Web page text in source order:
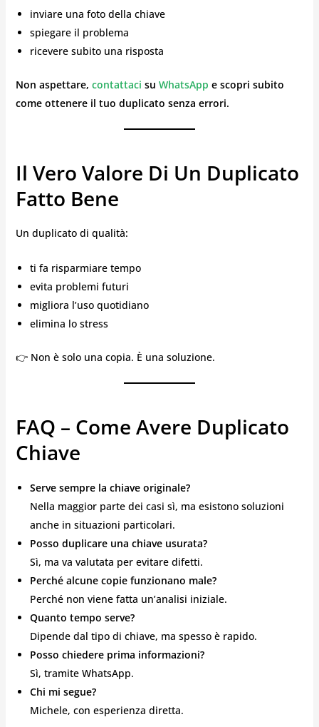
inviare una foto della chiave
spiegare il problema
ricevere subito una risposta
Non aspettare, contattaci su WhatsApp e scopri subito
come ottenere il tuo duplicato senza errori.
Il Vero Valore Di Un Duplicato
Fatto Bene
Un duplicato di qualità:
ti fa risparmiare tempo
evita problemi futuri
migliora l’uso quotidiano
elimina lo stress
👉 Non è solo una copia. È una soluzione.
FAQ – Come Avere Duplicato
Chiave
Serve sempre la chiave originale?
Nella maggior parte dei casi sì, ma esistono soluzioni
anche in situazioni particolari.
Posso duplicare una chiave usurata?
Sì, ma va valutata per evitare difetti.
Perché alcune copie funzionano male?
Perché non viene fatta un’analisi iniziale.
Quanto tempo serve?
Dipende dal tipo di chiave, ma spesso è rapido.
Posso chiedere prima informazioni?
Sì, tramite WhatsApp.
Chi mi segue?
Michele, con esperienza diretta.